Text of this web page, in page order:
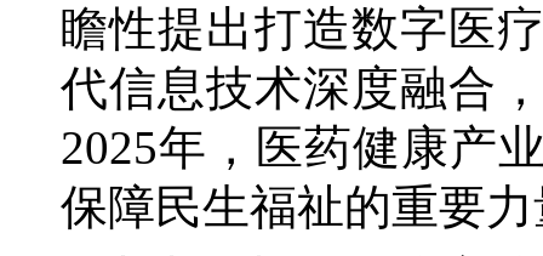
瞻性提出打造数字医
代信息技术深度融合
2025年，医药健康产
保障民生福祉的重要